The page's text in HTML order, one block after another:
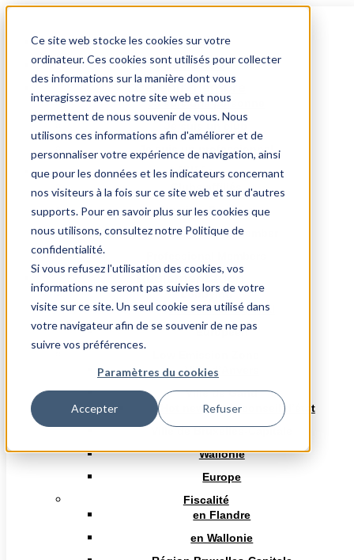
Ce site web stocke les cookies sur votre
ordinateur. Ces cookies sont utilisés pour collecter
des informations sur la manière dont vous
interagissez avec notre site web et nous
permettent de nous souvenir de vous. Nous
utilisons ces informations afin d'améliorer et de
personnaliser votre expérience de navigation, ainsi
que pour les données et les indicateurs concernant
nos visiteurs à la fois sur ce site web et sur d'autres
supports. Pour en savoir plus sur les cookies que
nous utilisons, consultez notre Politique de
confidentialité.
Si vous refusez l'utilisation des cookies, vos
informations ne seront pas suivies lors de votre
visite sur ce site. Un seul cookie sera utilisé dans
votre navigateur afin de se souvenir de ne pas
suivre vos préférences.
Paramètres du cookies
Accepter Refuser
Accueil
Assurance
Devenir membre
Je suis une personne
Je suis un professionnel
Affiliés
Clubs affiliés
Premium Partners
Oldtimer Qualified Member
Réglementation
Lobbying
National et régional
Européen
Ville d’Anvers
Ville de Gand
Hot news arrêt conseil d’état
Ville de Bruxelles-Capitale
Wallonie
Europe
Fiscalité
en Flandre
en Wallonie
CLUBS
101 AB 326
ENGINEERS
ASBL
BEHVA ID
Adresse
5590 PESSOUX
http://www.101airborne.be